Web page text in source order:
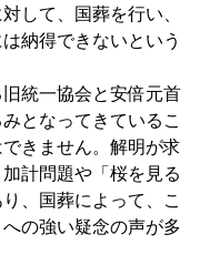
して、国葬を行い、
納得できないという
統一協会と安倍元首
となってきているこ
きません。解明が求
計問題や「桜を見る
、国葬によって、こ
の強い疑念の声が多